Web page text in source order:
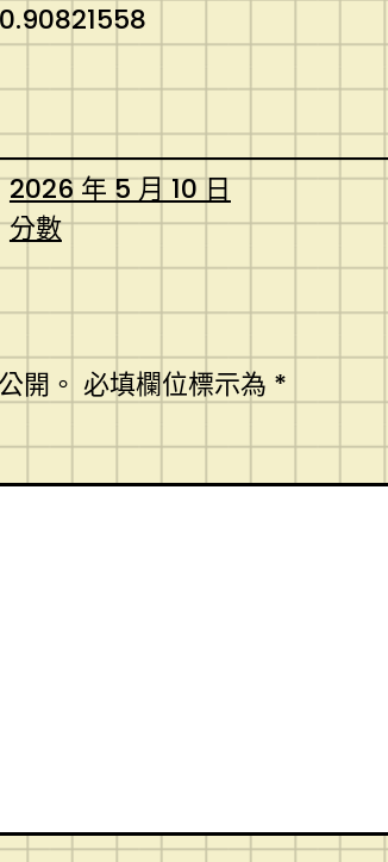
2026 年 5 月 10 日
分數
開。 必填欄位標示為 *